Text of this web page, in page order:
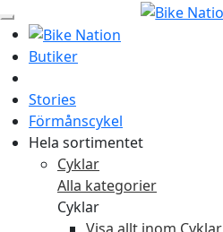
Butiker
Stories
Förmånscykel
Hela sortimentet
Cyklar
Alla kategorier
Cyklar